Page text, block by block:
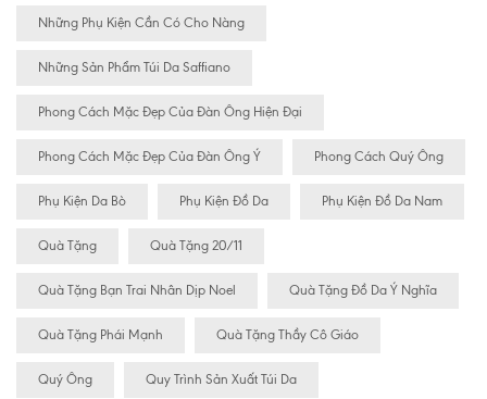
Những Phụ Kiện Cần Có Cho Nàng
Những Sản Phẩm Túi Da Saffiano
Phong Cách Mặc Đẹp Của Đàn Ông Hiện Đại
Phong Cách Mặc Đẹp Của Đàn Ông Ý Phong Cách Quý Ông
Phụ Kiện Da Bò Phụ Kiện Đồ Da Phụ Kiện Đồ Da Nam
Quà Tặng Quà Tặng 20/11
Quà Tặng Bạn Trai Nhân Dịp Noel Quà Tặng Đồ Da Ý Nghĩa
Quà Tặng Phái Mạnh Quà Tặng Thầy Cô Giáo
Quý Ông Quy Trình Sản Xuất Túi Da